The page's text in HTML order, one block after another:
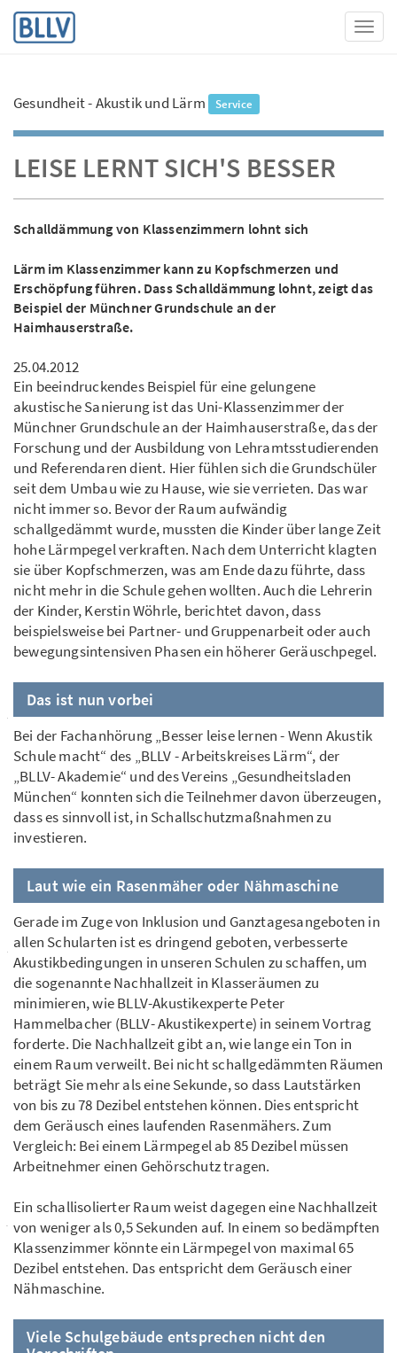
Gesundheit - Akustik und Lärm Service
LEISE LERNT SICH'S BESSER
Schalldämmung von Klassenzimmern lohnt sich
Lärm im Klassenzimmer kann zu Kopfschmerzen und
Erschöpfung führen. Dass Schalldämmung lohnt, zeigt das
Beispiel der Münchner Grundschule an der
Haimhauserstraße.
25.04.2012
Ein beeindruckendes Beispiel für eine gelungene
akustische Sanierung ist das Uni-Klassenzimmer der
Münchner Grundschule an der Haimhauserstraße, das der
Forschung und der Ausbildung von Lehramtsstudierenden
und Referendaren dient. Hier fühlen sich die Grundschüler
seit dem Umbau wie zu Hause, wie sie verrieten. Das war
nicht immer so. Bevor der Raum aufwändig
schallgedämmt wurde, mussten die Kinder über lange Zeit
hohe Lärmpegel verkraften. Nach dem Unterricht klagten
sie über Kopfschmerzen, was am Ende dazu führte, dass
nicht mehr in die Schule gehen wollten. Auch die Lehrerin
der Kinder, Kerstin Wöhrle, berichtet davon, dass
beispielsweise bei Partner- und Gruppenarbeit oder auch
bewegungsintensiven Phasen ein höherer Geräuschpegel.
Das ist nun vorbei
Bei der Fachanhörung „Besser leise lernen - Wenn Akustik
Schule macht“ des „BLLV - Arbeitskreises Lärm“, der
„BLLV- Akademie“ und des Vereins „Gesundheitsladen
München“ konnten sich die Teilnehmer davon überzeugen,
dass es sinnvoll ist, in Schallschutzmaßnahmen zu
investieren.
Laut wie ein Rasenmäher oder Nähmaschine
Gerade im Zuge von Inklusion und Ganztagesangeboten in
allen Schularten ist es dringend geboten, verbesserte
Akustikbedingungen in unseren Schulen zu schaffen, um
die sogenannte Nachhallzeit in Klasseräumen zu
minimieren, wie BLLV-Akustikexperte Peter
Hammelbacher (BLLV- Akustikexperte) in seinem Vortrag
forderte. Die Nachhallzeit gibt an, wie lange ein Ton in
einem Raum verweilt. Bei nicht schallgedämmten Räumen
beträgt Sie mehr als eine Sekunde, so dass Lautstärken
von bis zu 78 Dezibel entstehen können. Dies entspricht
dem Geräusch eines laufenden Rasenmähers. Zum
Vergleich: Bei einem Lärmpegel ab 85 Dezibel müssen
Arbeitnehmer einen Gehörschutz tragen.
Ein schallisolierter Raum weist dagegen eine Nachhallzeit
von weniger als 0,5 Sekunden auf. In einem so bedämpften
Klassenzimmer könnte ein Lärmpegel von maximal 65
Dezibel entstehen. Das entspricht dem Geräusch einer
Nähmaschine.
Viele Schulgebäude entsprechen nicht den